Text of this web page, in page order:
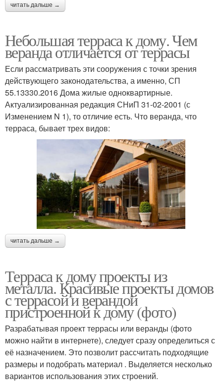
читать дальше →
Небольшая терраса к дому. Чем
веранда отличается от террасы
Если рассматривать эти сооружения с точки зрения
действующего законодательства, а именно, СП
55.13330.2016 Дома жилые одноквартирные.
Актуализированная редакция СНиП 31-02-2001 (с
Изменением N 1), то отличие есть. Что веранда, что
терраса, бывает трех видов:
читать дальше →
Терраса к дому проекты из
металла. Красивые проекты домов
с террасой и верандой
пристроенной к дому (фото)
Разрабатывая проект террасы или веранды (фото
можно найти в интернете), следует сразу определиться с
её назначением. Это позволит рассчитать подходящие
размеры и подобрать материал . Выделяется несколько
вариантов использования этих строений.